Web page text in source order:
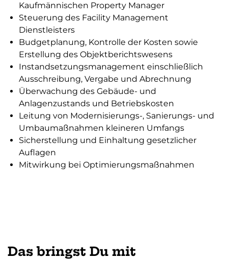
Kaufmännischen Property Manager
Steuerung des Facility Management
Dienstleisters
Budgetplanung, Kontrolle der Kosten sowie
Erstellung des Objektberichtswesens
Instandsetzungsmanagement einschließlich
Ausschreibung, Vergabe und Abrechnung
Überwachung des Gebäude- und
Anlagenzustands und Betriebskosten
Leitung von Modernisierungs-, Sanierungs- und
Umbaumaßnahmen kleineren Umfangs
Sicherstellung und Einhaltung gesetzlicher
Auflagen
Mitwirkung bei Optimierungsmaßnahmen
Das bringst Du mit